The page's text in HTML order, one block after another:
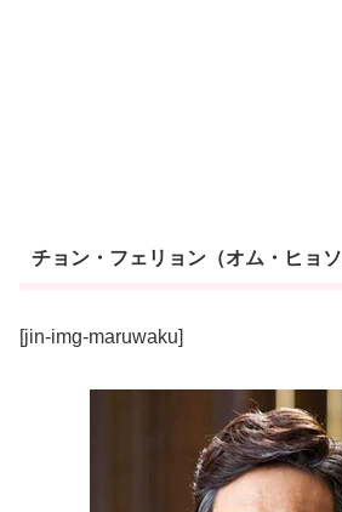
チョン・フェリョン（オム・ヒョソ
[jin-img-maruwaku]